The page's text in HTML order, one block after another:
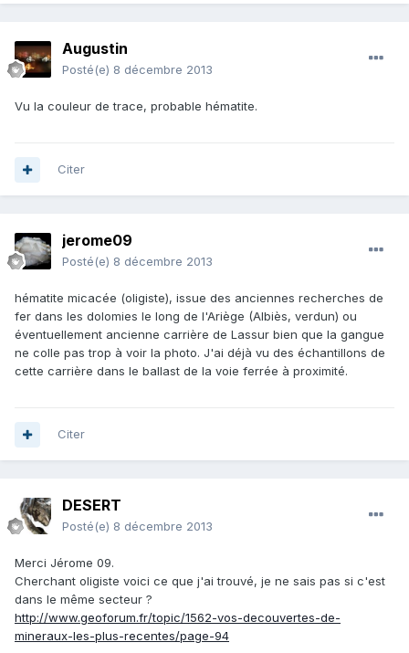
Augustin
Posté(e) 8 décembre 2013
Vu la couleur de trace, probable hématite.
Citer
jerome09
Posté(e) 8 décembre 2013
hématite micacée (oligiste), issue des anciennes recherches de
fer dans les dolomies le long de l'Ariège (Albiès, verdun) ou
éventuellement ancienne carrière de Lassur bien que la gangue
ne colle pas trop à voir la photo. J'ai déjà vu des échantillons de
cette carrière dans le ballast de la voie ferrée à proximité.
Citer
DESERT
Posté(e) 8 décembre 2013
Merci Jérome 09.
Cherchant oligiste voici ce que j'ai trouvé, je ne sais pas si c'est
dans le même secteur ?
http://www.geoforum.fr/topic/1562-vos-decouvertes-de-
mineraux-les-plus-recentes/page-94